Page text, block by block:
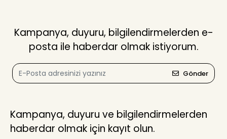
Kampanya, duyuru, bilgilendirmelerden e-
posta ile haberdar olmak istiyorum.
Gönder
Kampanya, duyuru ve bilgilendirmelerden
haberdar olmak için kayıt olun.